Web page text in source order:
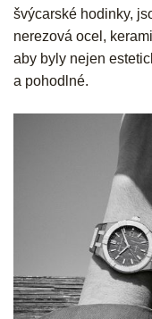
švýcarské hodinky,
nerezová ocel,
aby byly nejen
a pohodlné.